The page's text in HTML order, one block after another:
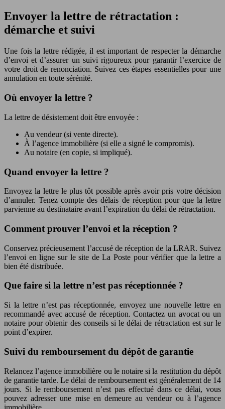
Envoyer la lettre de rétractation :
démarche et suivi
Une fois la lettre rédigée, il est important de respecter la démarche
d’envoi et d’assurer un suivi rigoureux pour garantir l’exercice de
votre droit de renonciation. Suivez ces étapes essentielles pour une
annulation en toute sérénité.
Où envoyer la lettre ?
La lettre de désistement doit être envoyée :
Au vendeur (si vente directe).
À l’agence immobilière (si elle a signé le compromis).
Au notaire (en copie, si impliqué).
Quand envoyer la lettre ?
Envoyez la lettre le plus tôt possible après avoir pris votre décision
d’annuler. Tenez compte des délais de réception pour que la lettre
parvienne au destinataire avant l’expiration du délai de rétractation.
Comment prouver l’envoi et la réception ?
Conservez précieusement l’accusé de réception de la LRAR. Suivez
l’envoi en ligne sur le site de La Poste pour vérifier que la lettre a
bien été distribuée.
Que faire si la lettre n’est pas réceptionnée ?
Si la lettre n’est pas réceptionnée, envoyez une nouvelle lettre en
recommandé avec accusé de réception. Contactez un avocat ou un
notaire pour obtenir des conseils si le délai de rétractation est sur le
point d’expirer.
Suivi du remboursement du dépôt de garantie
Relancez l’agence immobilière ou le notaire si la restitution du dépôt
de garantie tarde. Le délai de remboursement est généralement de 14
jours. Si le remboursement n’est pas effectué dans ce délai, vous
pouvez adresser une mise en demeure au vendeur ou à l’agence
immobilière.